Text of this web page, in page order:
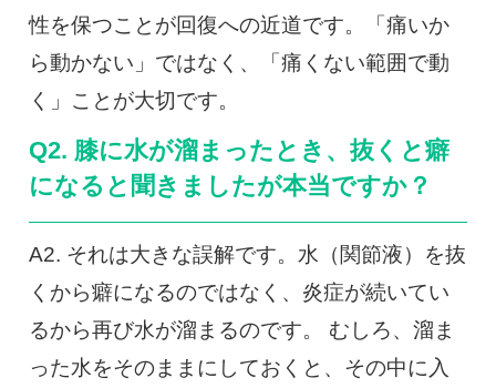
性を保つことが回復への近道です。「痛いか
ら動かない」ではなく、「痛くない範囲で動
く」ことが大切です。
Q2. 膝に水が溜まったとき、抜くと癖
になると聞きましたが本当ですか？
A2. それは大きな誤解です。水（関節液）を抜
くから癖になるのではなく、炎症が続いてい
るから再び水が溜まるのです。 むしろ、溜ま
った水をそのままにしておくと、その中に入